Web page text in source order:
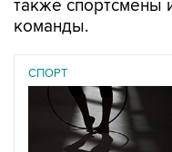
СПОРТ